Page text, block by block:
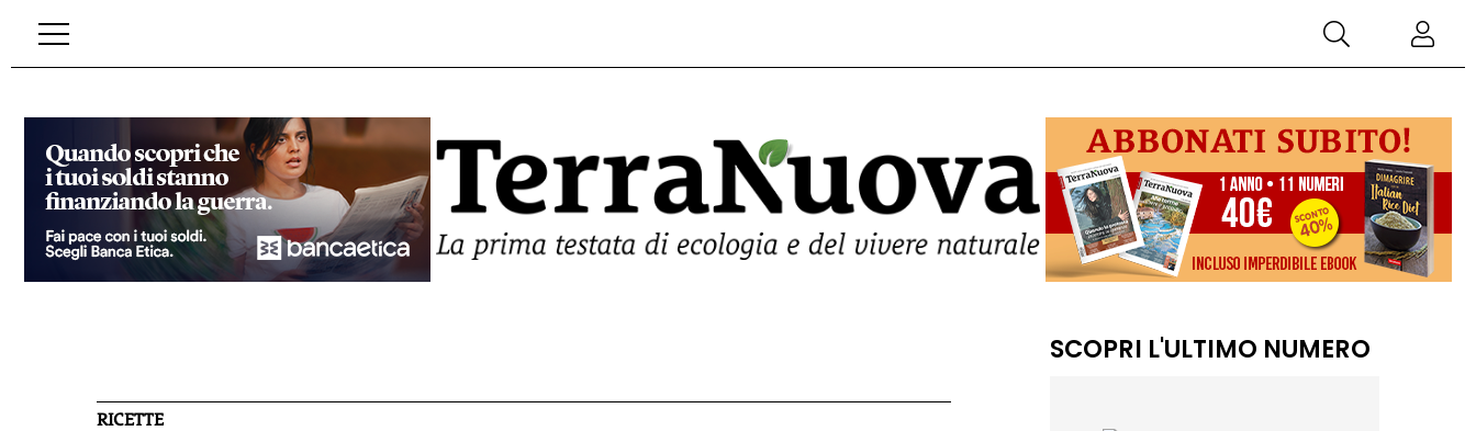
RICETTE
SCOPRI L'ULTIMO NUMERO